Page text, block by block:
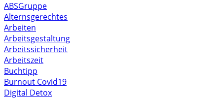
ABSGruppe
Alternsgerechtes
Arbeiten
Arbeitsgestaltung
Arbeitssicherheit
Arbeitszeit
Buchtipp
Burnout Covid19
Digital Detox